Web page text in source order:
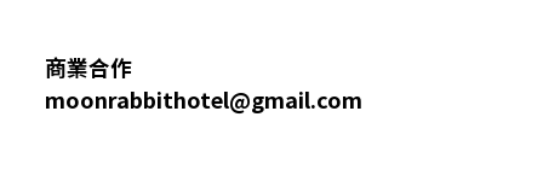
商業合作
moonrabbithotel@gmail.com